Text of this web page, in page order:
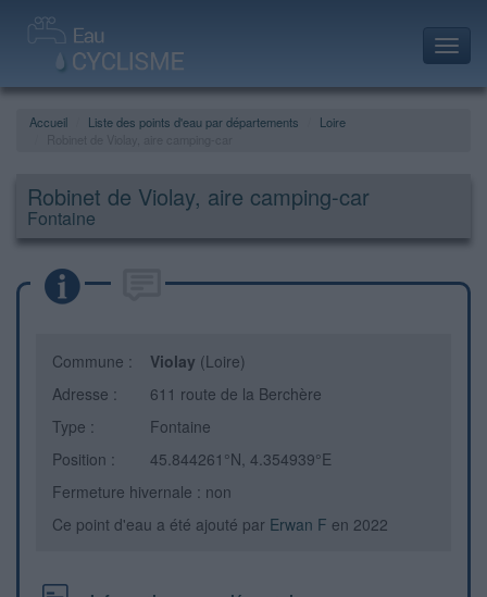
Accueil Liste des points d'eau par départements
Loire
Robinet de Violay, aire camping-car
Fontaine
Commune : Violay (Loire)
Adresse :
611 route de la Berchère
Type :
Fontaine
Position :
45.844261°N, 4.354939°E
Fermeture hivernale : non
Ce point d'eau a été ajouté par Erwan F en 2022